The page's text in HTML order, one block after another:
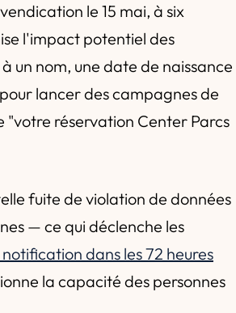
le 15 mai, à six
l'impact potentiel des
un nom, une date de naissance
lancer des campagnes de
réservation Center Parcs
fuite de violation de données
— ce qui déclenche les
dans les 72 heures
la capacité des personnes